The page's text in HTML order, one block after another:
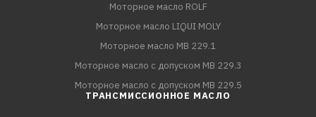
Моторное масло ROLF
Моторное масло LIQUI MOLY
Моторное масло MB 229.1
Моторное масло с допуском MB 229.3
Моторное масло с допуском MB 229.5
ТРАНСМИССИОННОЕ МАСЛО